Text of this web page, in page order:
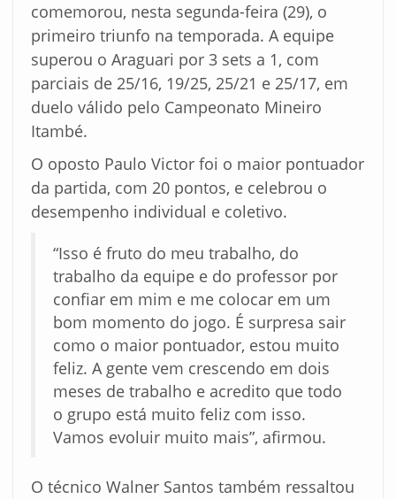
comemorou, nesta segunda-feira (29), o
primeiro triunfo na temporada. A equipe
superou o Araguari por 3 sets a 1, com
parciais de 25/16, 19/25, 25/21 e 25/17, em
duelo válido pelo Campeonato Mineiro
Itambé.
O oposto Paulo Victor foi o maior pontuador
da partida, com 20 pontos, e celebrou o
desempenho individual e coletivo.
“Isso é fruto do meu trabalho, do
trabalho da equipe e do professor por
confiar em mim e me colocar em um
bom momento do jogo. É surpresa sair
como o maior pontuador, estou muito
feliz. A gente vem crescendo em dois
meses de trabalho e acredito que todo
o grupo está muito feliz com isso.
Vamos evoluir muito mais”, afirmou.
O técnico Walner Santos também ressaltou